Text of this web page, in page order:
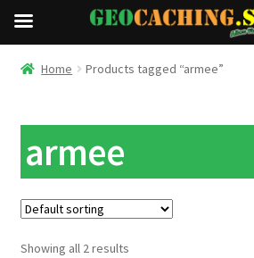
Home Products tagged “armee”
armee
Showing all 2 results